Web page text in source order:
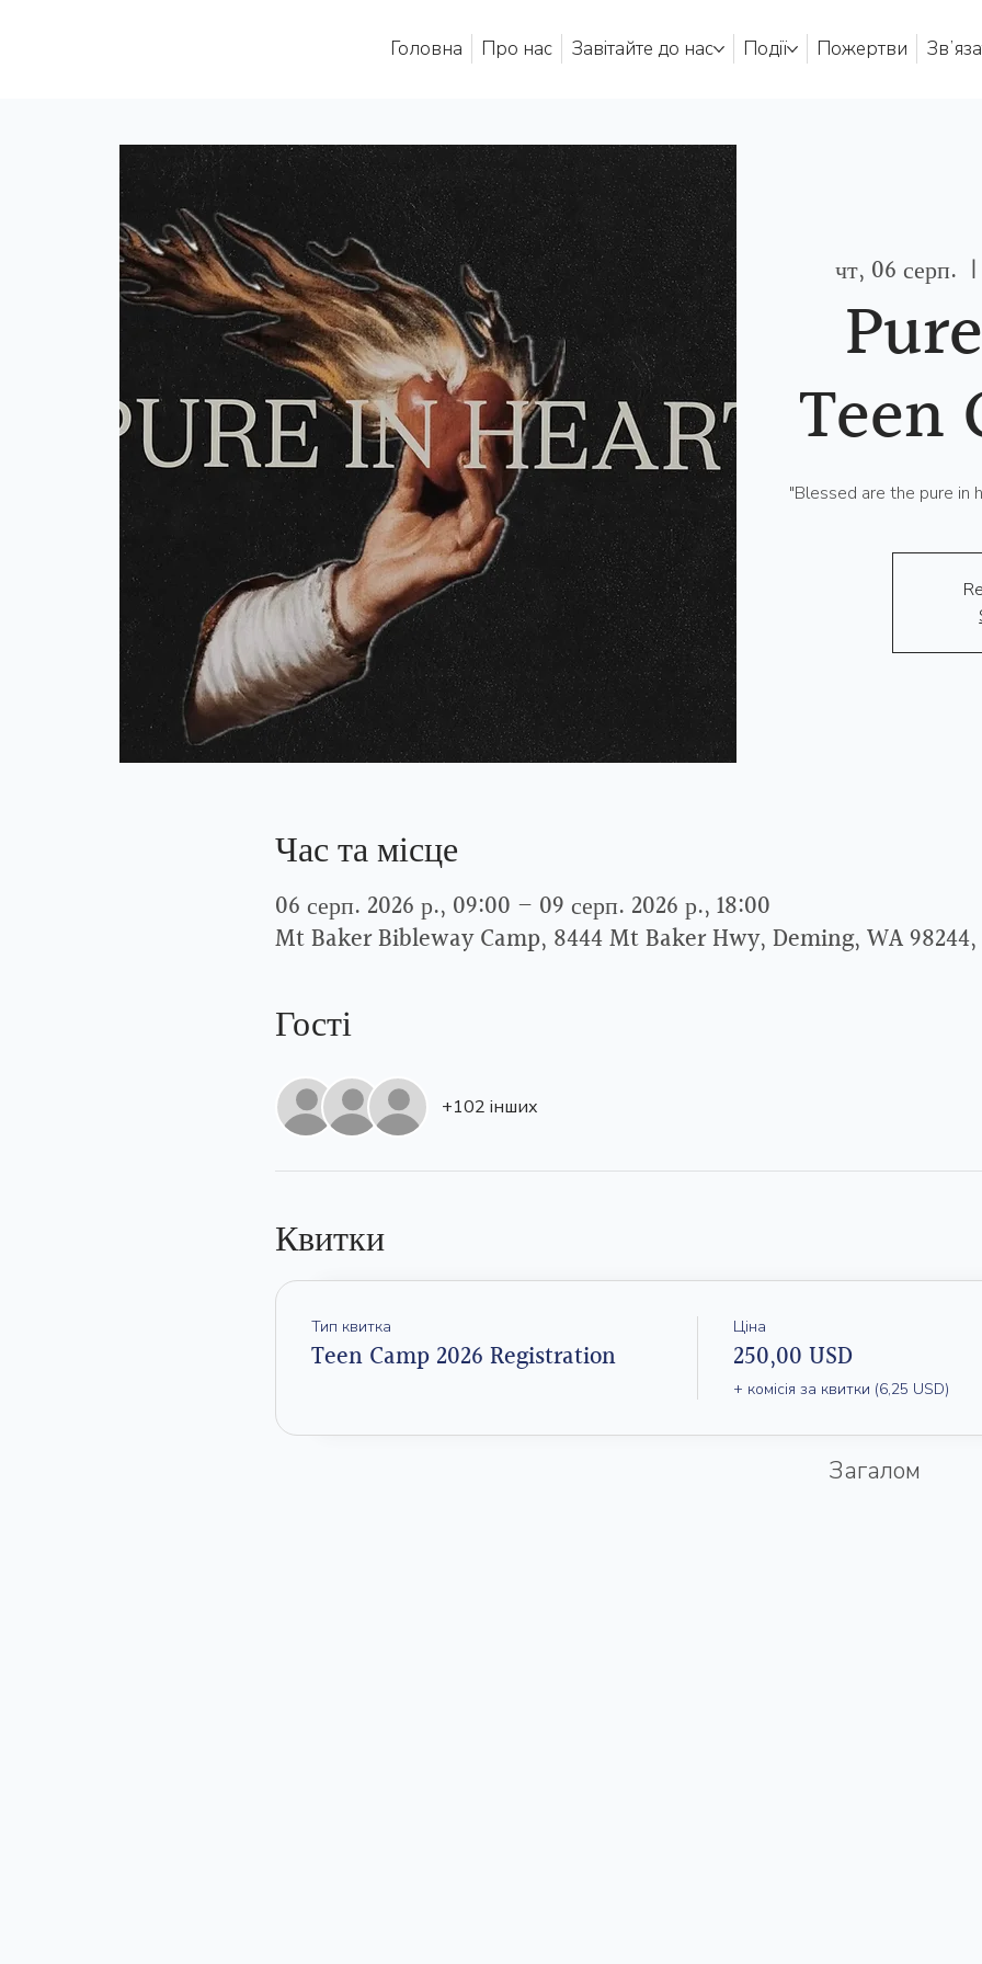
Головна Про нас Завітайте до нас Події Пожертви
чт, 06 серп.
  |
Teen
"Blessed are the pure in
Час та місце
06 серп. 2026 р., 09:00 – 09 серп. 2026 р., 18:00
Mt Baker Bibleway Camp, 8444 Mt Baker Hwy, Deming, WA 98244,
Гості
+102 інших
Квитки
Тип квитка
Teen Camp 2026 Registration
Ціна
250,00 USD
+ комісія за квитки (6,25 USD)
Загалом